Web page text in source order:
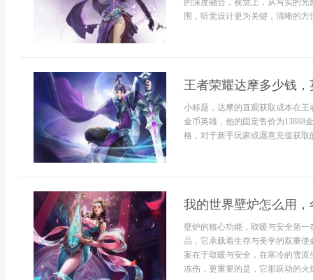
的深度融合，视觉上，从写实的
围，听觉设计更为关键，清晰的方
王者荣耀达摩多少钱
小标题，达摩的直观获取成本在
金币英雄，他的固定售价为13888
格，对于新手玩家或愿意充值获
我的世界壁炉怎么用
壁炉的核心功能，取暖与安全第
品，它承载着生存与美学的双重
案在于取暖与安全，在寒冷的雪
冻伤，更重要的是，它那跃动的火